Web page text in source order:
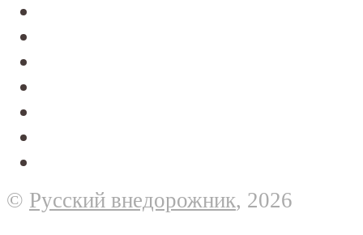
© Русский внедорожник, 2026